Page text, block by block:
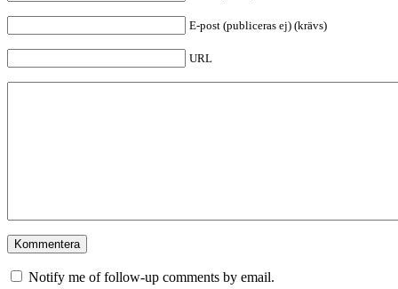
E-post (publiceras ej) (krävs)
URL
Notify me of follow-up comments by email.